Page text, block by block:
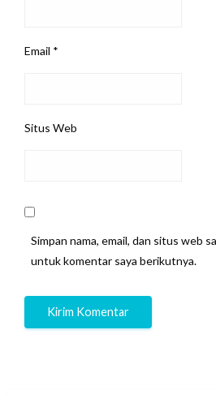
Email *
Situs Web
Simpan nama, email, dan situs web
untuk komentar saya berikutnya.